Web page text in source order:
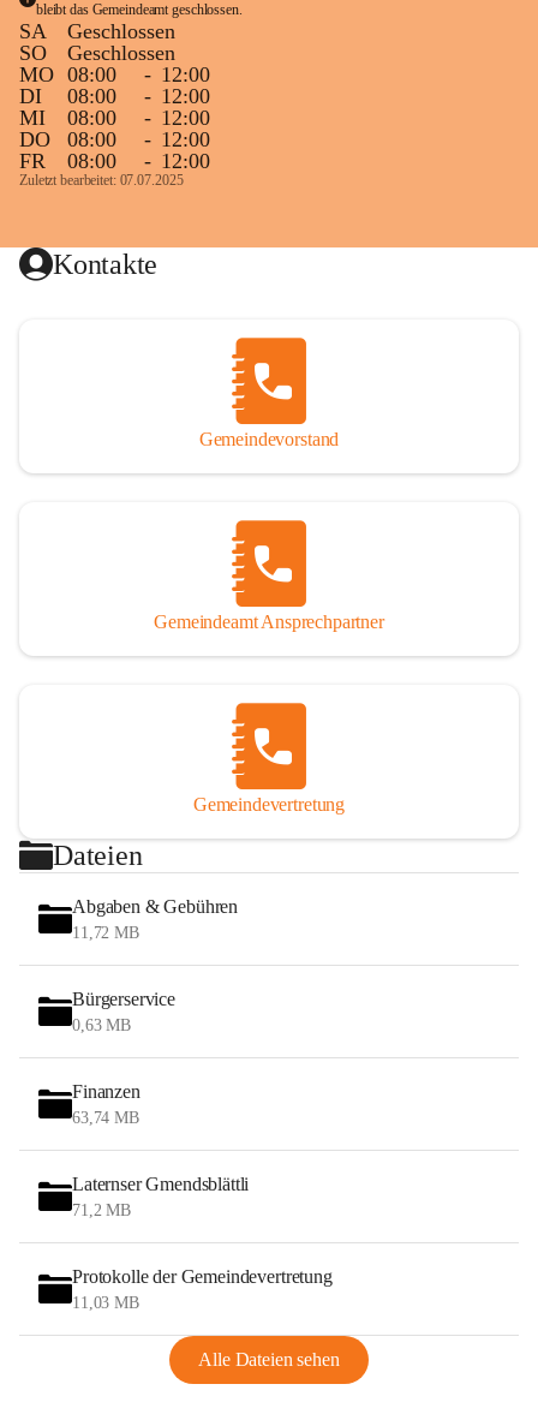
bleibt das Gemeindeamt geschlossen.
SA
Geschlossen
SO
Geschlossen
MO 08:00 - 12:00
DI
08:00 - 12:00
MI
08:00 - 12:00
DO
08:00 - 12:00
FR
08:00 - 12:00
Zuletzt bearbeitet: 07.07.2025
Kontakte
Gemeindevorstand
Gemeindeamt Ansprechpartner
Gemeindevertretung
Dateien
Abgaben & Gebühren
11,72 MB
Bürgerservice
0,63 MB
Finanzen
63,74 MB
Laternser Gmendsblättli
71,2 MB
Protokolle der Gemeindevertretung
11,03 MB
Alle Dateien sehen